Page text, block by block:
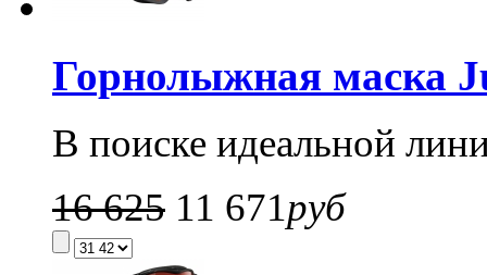
Горнолыжная маска
В поиске идеальной
16 625 11 671руб